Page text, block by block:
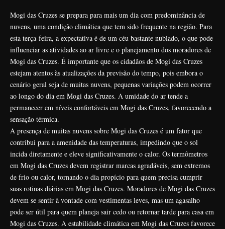
Mogi das Cruzes se prepara para mais um dia com predominância de
nuvens, uma condição climática que tem sido frequente na região. Para
esta terça-feira, a expectativa é de um céu bastante nublado, o que pode
influenciar as atividades ao ar livre e o planejamento dos moradores de
Mogi das Cruzes. É importante que os cidadãos de Mogi das Cruzes
estejam atentos às atualizações da previsão do tempo, pois embora o
cenário geral seja de muitas nuvens, pequenas variações podem ocorrer
ao longo do dia em Mogi das Cruzes. A umidade do ar tende a
permanecer em níveis confortáveis em Mogi das Cruzes, favorecendo a
sensação térmica.
A presença de muitas nuvens sobre Mogi das Cruzes é um fator que
contribui para a amenidade das temperaturas, impedindo que o sol
incida diretamente e eleve significativamente o calor. Os termômetros
em Mogi das Cruzes devem registrar marcas agradáveis, sem extremos
de frio ou calor, tornando o dia propício para quem precisa cumprir
suas rotinas diárias em Mogi das Cruzes. Moradores de Mogi das Cruzes
devem se sentir à vontade com vestimentas leves, mas um agasalho
pode ser útil para quem planeja sair cedo ou retornar tarde para casa em
Mogi das Cruzes. A estabilidade climática em Mogi das Cruzes favorece